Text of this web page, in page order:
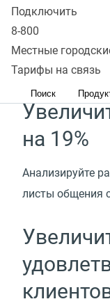
Подключить
8-800
Местные
Тарифы на связь
Поиск
на 30%*
Определяйте
готовых
на 19%
Анализируйте
листы общения